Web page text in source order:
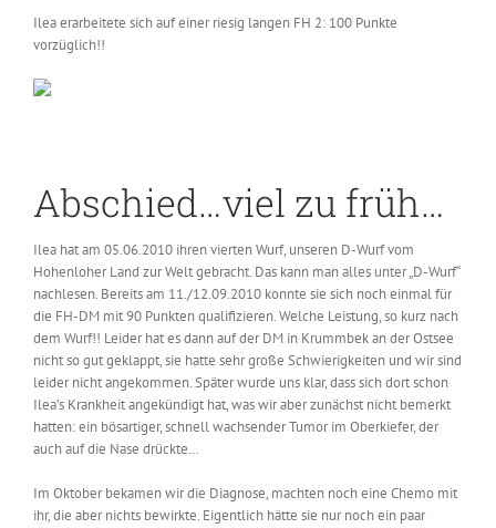
Ilea erarbeitete sich auf einer riesig langen FH 2: 100 Punkte
vorzüglich!!
Abschied…viel zu früh…
Ilea hat am 05.06.2010 ihren vierten Wurf, unseren D-Wurf vom
Hohenloher Land zur Welt gebracht. Das kann man alles unter „D-Wurf“
nachlesen. Bereits am 11./12.09.2010 konnte sie sich noch einmal für
die FH-DM mit 90 Punkten qualifizieren. Welche Leistung, so kurz nach
dem Wurf!! Leider hat es dann auf der DM in Krummbek an der Ostsee
nicht so gut geklappt, sie hatte sehr große Schwierigkeiten und wir sind
leider nicht angekommen. Später wurde uns klar, dass sich dort schon
Ilea’s Krankheit angekündigt hat, was wir aber zunächst nicht bemerkt
hatten: ein bösartiger, schnell wachsender Tumor im Oberkiefer, der
auch auf die Nase drückte…
Im Oktober bekamen wir die Diagnose, machten noch eine Chemo mit
ihr, die aber nichts bewirkte. Eigentlich hätte sie nur noch ein paar